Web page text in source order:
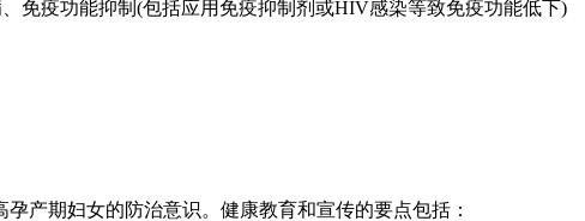
免疫功能抑制(包括应用免疫抑制剂或HIV感染等致免疫功能低下)
产期妇女的防治意识。健康教育和宣传的要点包括：